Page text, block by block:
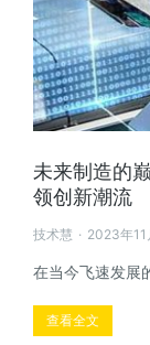
未来制造的
领创新潮流
技术慧 2023年11
在当今飞速发展
查看全文